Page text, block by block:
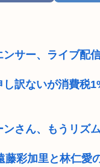
ンサー、ライブ配
し訳ないが消費
ンさん、もうリ
彩加里と林仁愛